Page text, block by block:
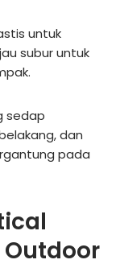
untuk
subur untuk
sedap
dan
pada